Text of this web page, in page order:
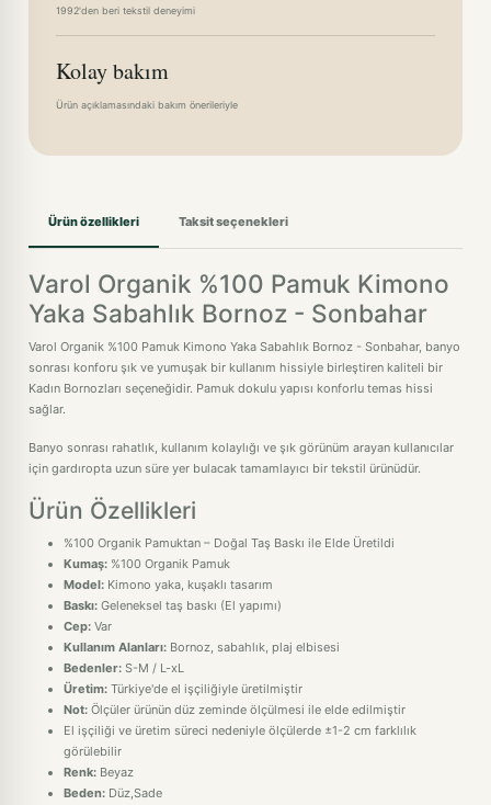
1992'den beri tekstil deneyimi
Kolay bakım
Ürün açıklamasındaki bakım önerileriyle
Ürün özellikleri Taksit seçenekleri
Varol Organik %100 Pamuk Kimono
Yaka Sabahlık Bornoz - Sonbahar
Varol Organik %100 Pamuk Kimono Yaka Sabahlık Bornoz - Sonbahar, banyo
sonrası konforu şık ve yumuşak bir kullanım hissiyle birleştiren kaliteli bir
Kadın Bornozları seçeneğidir. Pamuk dokulu yapısı konforlu temas hissi
sağlar.
Banyo sonrası rahatlık, kullanım kolaylığı ve şık görünüm arayan kullanıcılar
için gardıropta uzun süre yer bulacak tamamlayıcı bir tekstil ürünüdür.
Ürün Özellikleri
%100 Organik Pamuktan – Doğal Taş Baskı ile Elde Üretildi
Kumaş: %100 Organik Pamuk
Model: Kimono yaka, kuşaklı tasarım
Baskı: Geleneksel taş baskı (El yapımı)
Cep: Var
Kullanım Alanları: Bornoz, sabahlık, plaj elbisesi
Bedenler: S-M / L-xL
Üretim: Türkiye'de el işçiliğiyle üretilmiştir
Not: Ölçüler ürünün düz zeminde ölçülmesi ile elde edilmiştir
El işçiliği ve üretim süreci nedeniyle ölçülerde ±1-2 cm farklılık
görülebilir
Renk: Beyaz
Beden: Düz,Sade